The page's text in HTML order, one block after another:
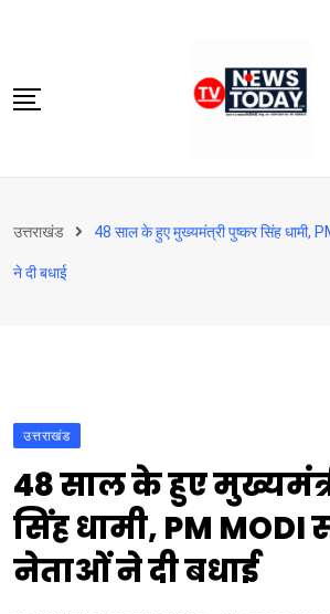
content
दिल्‍ली-एनसीआर
उत्तराखंड
बिजनेस
विदेश
उत्तराखंड 48 साल के हुए मुख्यमंत्री पुष्कर सिंह धामी,
ने दी बधाई
उत्तराखंड
48 साल के हुए
सिंह धामी, PM MODI
नेताओं ने दी बधाई